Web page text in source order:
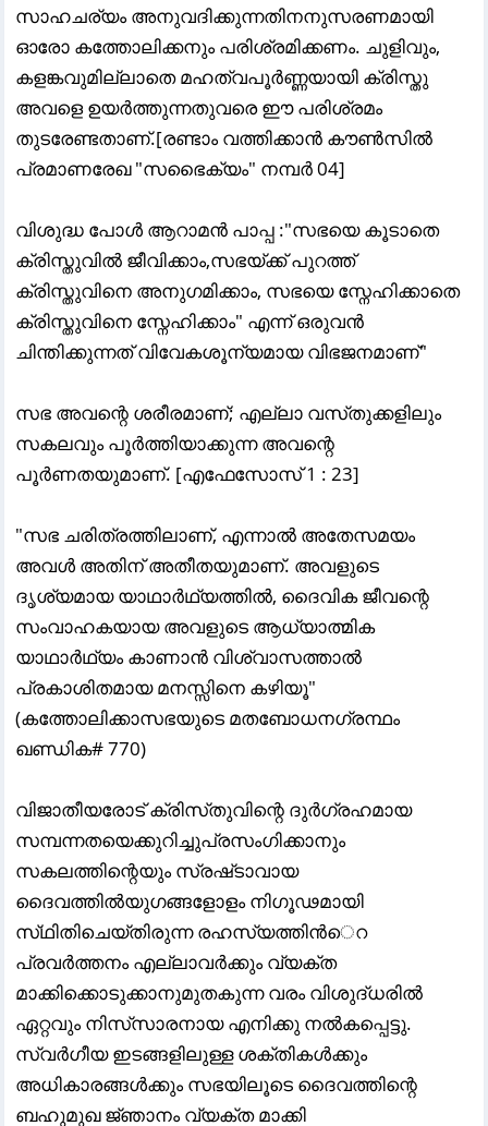
സാഹചര്യം അനുവദിക്കുന്നതിനനുസരണമായി
ഓരോ കത്തോലിക്കനും പരിശ്രമിക്കണം. ചുളിവും,
കളങ്കവുമില്ലാതെ മഹത്വപൂർണ്ണയായി ക്രിസ്തു
അവളെ ഉയർത്തുന്നതുവരെ ഈ പരിശ്രമം
തുടരേണ്ടതാണ്.[രണ്ടാം വത്തിക്കാൻ കൗൺസിൽ
പ്രമാണരേഖ "സഭൈക്യം" നമ്പർ 04]
വിശുദ്ധ പോൾ ആറാമൻ പാപ്പ :"സഭയെ കൂടാതെ
ക്രിസ്തുവിൽ ജീവിക്കാം,സഭയ്ക്ക് പുറത്ത്
ക്രിസ്തുവിനെ അനുഗമിക്കാം, സഭയെ സ്നേഹിക്കാതെ
ക്രിസ്തുവിനെ സ്നേഹിക്കാം" എന്ന് ഒരുവൻ
ചിന്തിക്കുന്നത് വിവേകശൂന്യമായ വിഭജനമാണ്"
സഭ അവന്റെ ശരീരമാണ്‌; എല്ലാ വസ്‌തുക്കളിലും
സകലവും പൂര്ത്തിയാക്കുന്ന അവന്റെ
പൂര്ണതയുമാണ്‌. [എഫേസോസ്‌ 1 : 23]
"സഭ ചരിത്രത്തിലാണ്, എന്നാൽ അതേസമയം
അവൾ അതിന് അതീതയുമാണ്. അവളുടെ
ദൃശ്യമായ യാഥാർഥ്യത്തിൽ, ദൈവിക ജീവന്റെ
സംവാഹകയായ അവളുടെ ആധ്യാത്മിക
യാഥാർഥ്യം കാണാൻ വിശ്വാസത്താൽ
പ്രകാശിതമായ മനസ്സിനെ കഴിയൂ"
(കത്തോലിക്കാസഭയുടെ മതബോധനഗ്രന്ഥം
ഖണ്ഡിക# 770)
വിജാതീയരോട്‌ ക്രിസ്‌തുവിന്റെ ദുര്ഗ്രഹമായ
സമ്പന്നതയെക്കുറിച്ചുപ്രസംഗിക്കാനും
സകലത്തിന്റെയും സ്രഷ്‌ടാവായ
ദൈവത്തില്യുഗങ്ങളോളം നിഗൂഢമായി
സ്‌ഥിതിചെയ്‌തിരുന്ന രഹസ്യത്തിന്െറ
പ്രവര്ത്തനം എല്ലാവര്ക്കും വ്യക്‌ത
മാക്കിക്കൊടുക്കാനുമുതകുന്ന വരം വിശുദ്‌ധരില്
ഏറ്റവും നിസ്‌സാരനായ എനിക്കു നല്കപ്പെട്ടു.
സ്വര്ഗീയ ഇടങ്ങളിലുള്ള ശക്‌തികള്ക്കും
അധികാരങ്ങള്ക്കും സഭയിലൂടെ ദൈവത്തിന്റെ
ബഹുമുഖ ജ്‌ഞാനം വ്യക്‌ത മാക്കി